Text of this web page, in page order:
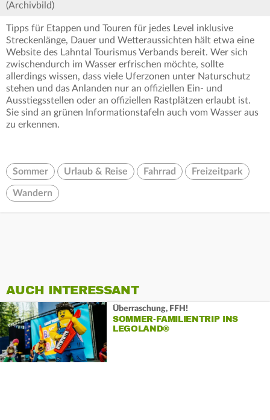
(Archivbild)
Tipps für Etappen und Touren für jedes Level inklusive
Streckenlänge, Dauer und Wetteraussichten hält etwa eine
Website des Lahntal Tourismus Verbands bereit. Wer sich
zwischendurch im Wasser erfrischen möchte, sollte
allerdings wissen, dass viele Uferzonen unter Naturschutz
stehen und das Anlanden nur an offiziellen Ein- und
Ausstiegsstellen oder an offiziellen Rastplätzen erlaubt ist.
Sie sind an grünen Informationstafeln auch vom Wasser aus
zu erkennen.
Sommer Urlaub & Reise Fahrrad Freizeitpark
Wandern
AUCH INTERESSANT
Überraschung, FFH!
SOMMER-FAMILIENTRIP INS
LEGOLAND®